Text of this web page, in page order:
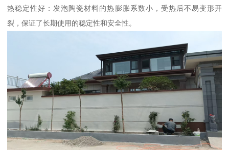
热稳定性好：发泡陶瓷材料的热膨胀系数小，受热后不易变形开
裂，保证了长期使用的稳定性和安全性。